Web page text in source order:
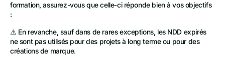
formation, assurez-vous que celle-ci réponde bien à vos objectifs
:
⚠️ En revanche, sauf dans de rares exceptions, les NDD expirés
ne sont pas utilisés pour des projets à long terme ou pour des
créations de marque.